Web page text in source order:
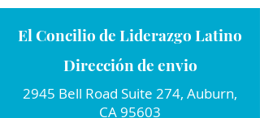
El Concilio de Liderazgo Latino
Dirección de envio
2945 Bell Road Suite 274, Auburn,
CA 95603